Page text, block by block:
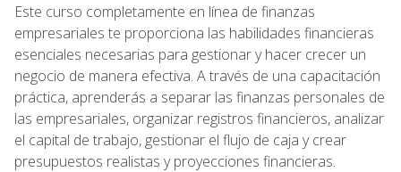
Este curso completamente en línea de finanzas
empresariales te proporciona las habilidades financieras
esenciales necesarias para gestionar y hacer crecer un
negocio de manera efectiva. A través de una capacitación
práctica, aprenderás a separar las finanzas personales de
las empresariales, organizar registros financieros, analizar
el capital de trabajo, gestionar el flujo de caja y crear
presupuestos realistas y proyecciones financieras.